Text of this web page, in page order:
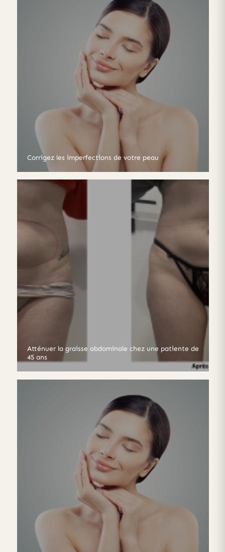
Corrigez les imperfections de votre peau
Atténuer la graisse abdominale chez une patiente de
45 ans